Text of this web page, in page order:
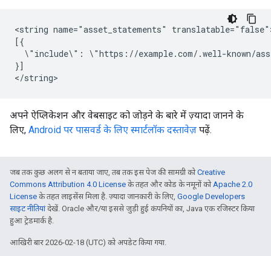
<string name="asset_statements"
[{
\"include\": \"https://example.com/.well-known/
}]
अपने ऐप्लिकेशन और वेबसाइट को जोड़ने के बारे में ज़्यादा जानने के
लिए, Android पर पासवर्ड के लिए स्मार्टलॉक दस्तावेज़ पढ़ें.
जब तक कुछ अलग से न बताया जाए, तब तक इस पेज की सामग्री कोCreative
Commons Attribution 4.0 License के तहत और कोड के नमूनों कोApache 2.0
License के तहत लाइसेंस मिला है. ज़्यादा जानकारी के लिए, Google Developers
साइट नीतियांदेखें. Oracle और/या इससे जुड़ी हुई कंपनियों का, Java एक रजिस्टर किया
हुआ ट्रेडमार्क है.
आखिरी बार 2026-02-18 (UTC) को अपडेट किया गया.